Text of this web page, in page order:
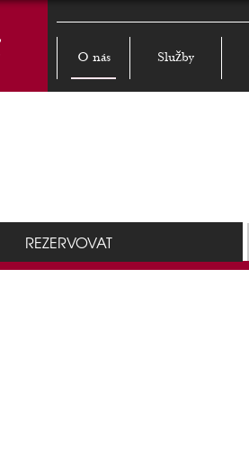
O nás Služby
REZERVOVAT